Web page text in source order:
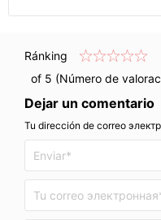
Ránking
of 5 (Número de
Dejar un comentario
Tu dirección de correo